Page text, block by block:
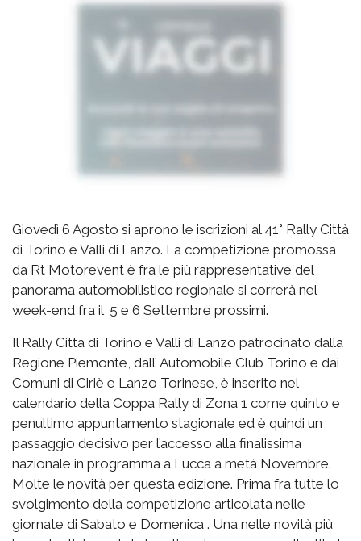
Giovedì 6 Agosto si aprono le iscrizioni al 41° Rally Città
di Torino e Valli di Lanzo. La competizione promossa
da Rt Motorevent è fra le più rappresentative del
panorama automobilistico regionale si correrà nel
week-end fra il 5 e 6 Settembre prossimi.
Il Rally Città di Torino e Valli di Lanzo patrocinato dalla
Regione Piemonte, dall’ Automobile Club Torino e dai
Comuni di Ciriè e Lanzo Torinese, è inserito nel
calendario della Coppa Rally di Zona 1 come quinto e
penultimo appuntamento stagionale ed è quindi un
passaggio decisivo per l’accesso alla finalissima
nazionale in programma a Lucca a metà Novembre.
Molte le novità per questa edizione. Prima fra tutte lo
svolgimento della competizione articolata nelle
giornate di Sabato e Domenica . Una nelle novità più